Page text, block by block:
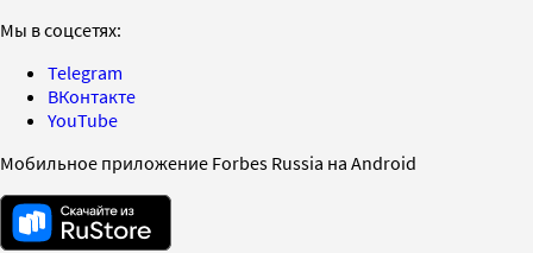
Мы в соцсетях:
Telegram
ВКонтакте
YouTube
Мобильное приложение Forbes Russia на Android